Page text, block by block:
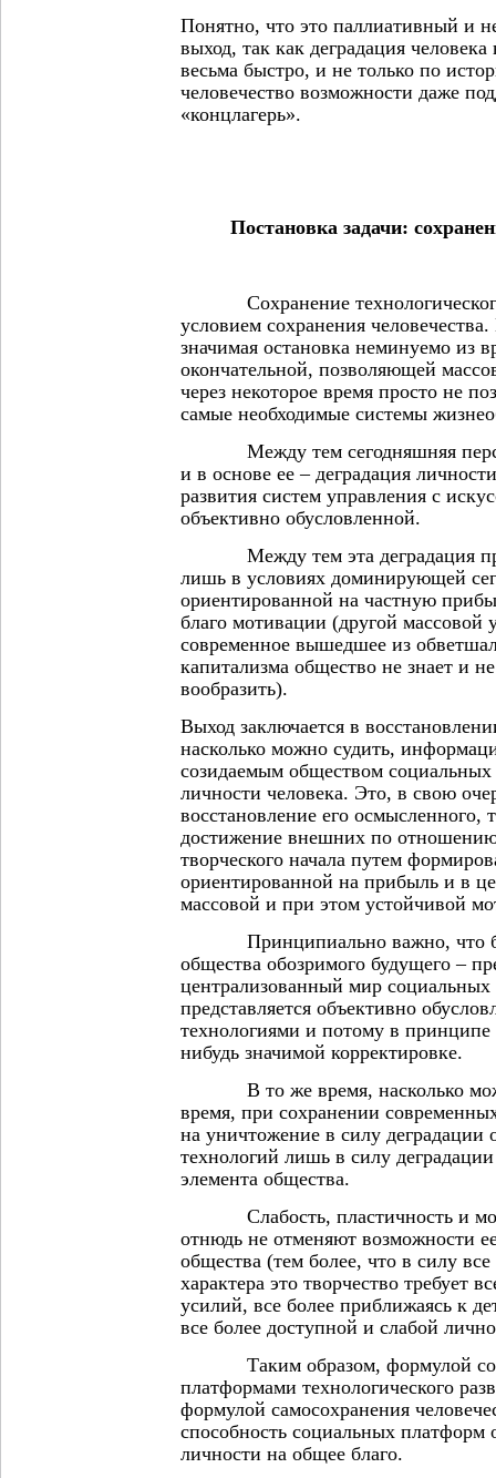
Понятно, что это паллиативный и
выход, так как деградация
весьма быстро, и не только по
человечество возможности даже
«концлагерь».
Постановка задачи:
Сохранение технологического
условием сохранения человечества.
значимая остановка неминуемо из
окончательной, позволяющей
через некоторое время просто не
самые необходимые системы
Между тем сегодняшняя
и в основе ее – деградация
развития систем управления с
объективно обусловленной.
Между тем эта деградация
лишь в условиях доминирующей
ориентированной на частную
благо мотивации (другой массовой
современное вышедшее из
капитализма общество не знает и
вообразить).
Выход заключается в
насколько можно судить,
созидаемым обществом
личности человека. Это, в свою
восстановление его осмысленного,
достижение внешних по отношению
творческого начала путем
ориентированной на прибыль и в
массовой и при этом устойчивой
Принципиально важно, что
общества обозримого будущего –
централизованный мир
представляется объективно
технологиями и потому в
нибудь значимой корректировке.
В то же время, насколько
время, при сохранении
на уничтожение в силу деградации
технологий лишь в силу
элемента общества.
Слабость, пластичность и
отнюдь не отменяют возможности
общества (тем более, что в силу
характера это творчество требует
усилий, все более приближаясь к
все более доступной и слабой
Таким образом, формулой
платформами технологического
формулой самосохранения
способность социальных платформ
личности на общее благо.